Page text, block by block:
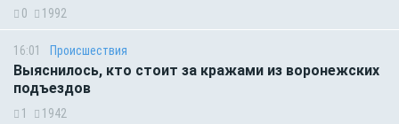
0 1992
16:01 Происшествия
Выяснилось, кто стоит за кражами из воронежских
подъездов
1 1942